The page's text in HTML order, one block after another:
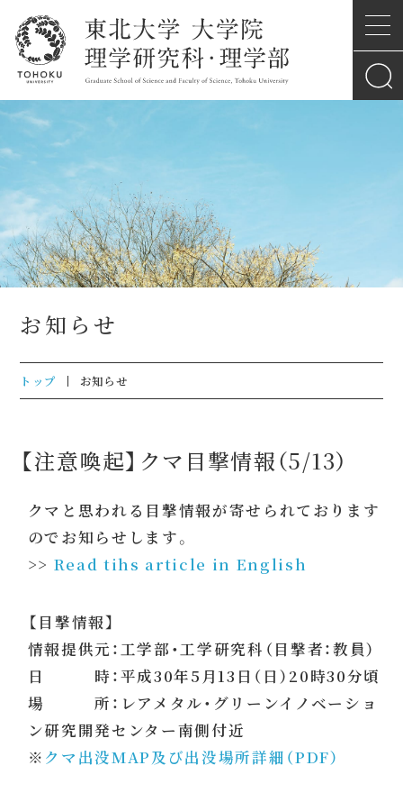
お知らせ
トップ お知らせ
【注意喚起】クマ目撃情報（5/13）
クマと思われる目撃情報が寄せられております
のでお知らせします。
>> Read tihs article in English
【目撃情報】
情報提供元：工学部・工学研究科（目撃者：教員）
日 時：平成30年5月13日（日）20時30分頃
場 所：レアメタル・グリーンイノベーショ
ン研究開発センター南側付近
※ クマ出没MAP及び出没場所詳細（PDF）